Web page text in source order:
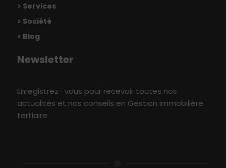
> Services
> Société
> Blog
Newsletter
Enregistrez- vous pour recevoir toutes nos
actualités et nos conseils en Gestion immobilière
tertiaire